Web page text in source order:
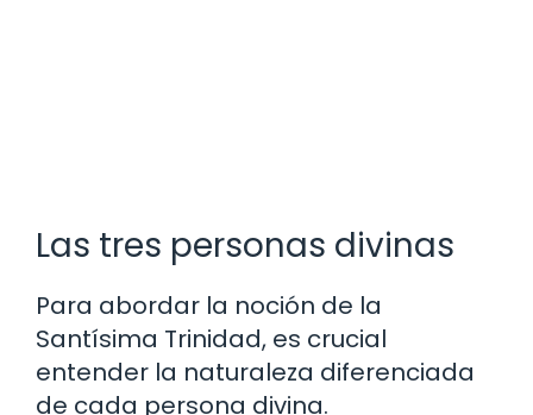
Las tres personas divinas
Para abordar la noción de la
Santísima Trinidad, es crucial
entender la naturaleza diferenciada
de cada persona divina.